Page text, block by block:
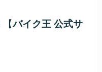
【バイク王 公式サ